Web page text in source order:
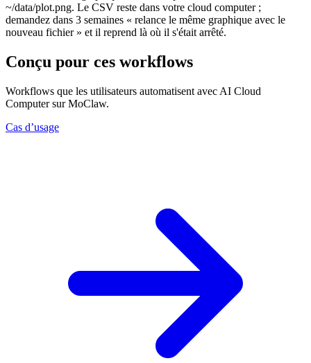
~/data/plot.png. Le CSV reste dans votre cloud computer ;
demandez dans 3 semaines « relance le même graphique avec le
nouveau fichier » et il reprend là où il s'était arrêté.
Conçu pour ces workflows
Workflows que les utilisateurs automatisent avec AI Cloud
Computer sur MoClaw.
Cas d’usage